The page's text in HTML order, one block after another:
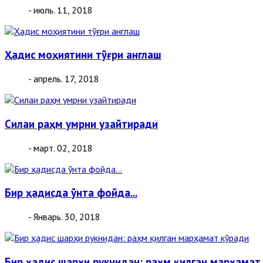
- июль. 11, 2018
Ҳадис моҳиятини тўғри англаш
- апрель. 17, 2018
Силаи раҳм умрни узайтиради
- март. 02, 2018
Бир ҳадисда ўнта фойда...
- Январь. 30, 2018